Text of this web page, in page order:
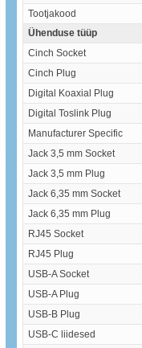
Tootjakood
Ühenduse tüüp
Cinch Socket
Cinch Plug
Digital Koaxial Plug
Digital Toslink Plug
Manufacturer Specific
Jack 3,5 mm Socket
Jack 3,5 mm Plug
Jack 6,35 mm Socket
Jack 6,35 mm Plug
RJ45 Socket
RJ45 Plug
USB-A Socket
USB-A Plug
USB-B Plug
USB-C liidesed